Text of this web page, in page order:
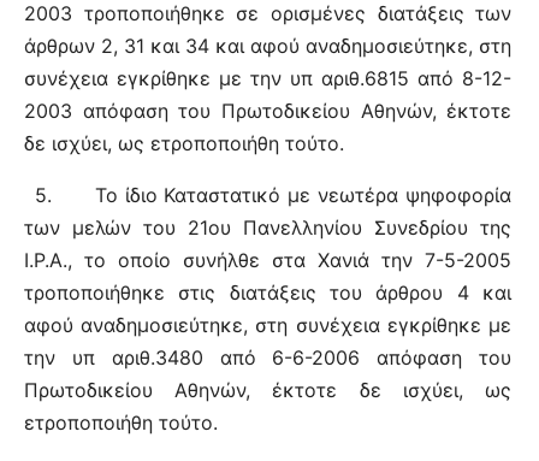
2003 τροποποιήθηκε σε ορισμένες διατάξεις των
άρθρων 2, 31 και 34 και αφού αναδημοσιεύτηκε, στη
συνέχεια εγκρίθηκε με την υπ αριθ.6815 από 8-12-
2003 απόφαση του Πρωτοδικείου Αθηνών, έκτοτε
δε ισχύει, ως ετροποποιήθη τούτο.
5.
Το ίδιο Καταστατικό με νεωτέρα ψηφοφορία
των μελών του 21ου Πανελληνίου Συνεδρίου της
Ι.Ρ.Α., το οποίο συνήλθε στα Χανιά την 7-5-2005
τροποποιήθηκε στις διατάξεις του άρθρου 4 και
αφού αναδημοσιεύτηκε, στη συνέχεια εγκρίθηκε με
την υπ αριθ.3480 από 6-6-2006 απόφαση του
Πρωτοδικείου Αθηνών, έκτοτε δε ισχύει, ως
ετροποποιήθη τούτο.